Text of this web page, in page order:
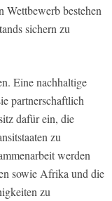
bestehen
sichern zu
Eine nachhaltige
partnerschaftlich
dafür ein, die
zu
werden
sowie Afrika und die
zu